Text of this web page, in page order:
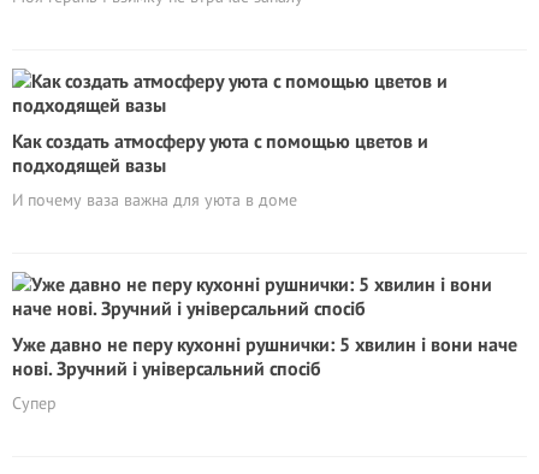
Как создать атмосферу уюта с помощью цветов и
подходящей вазы
И почему ваза важна для уюта в доме
Уже давно не перу кухонні рушнички: 5 хвилин і вони наче
нові. Зручний і універсальний спосіб
Супер